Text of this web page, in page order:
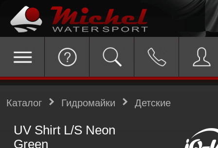
Каталог Гидромайки Детские
UV Shirt L/S Neon
Green